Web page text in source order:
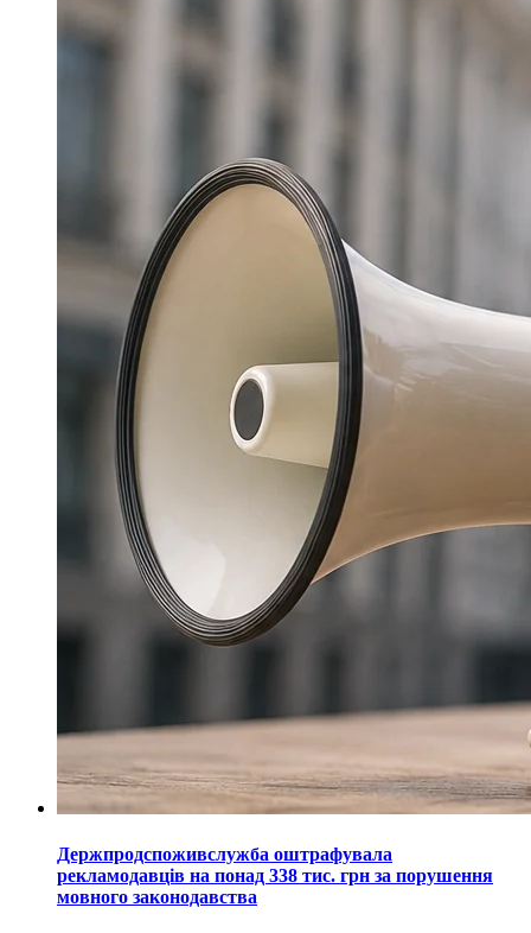
Держпродспоживслужба оштрафувала
рекламодавців на понад 338 тис. грн за порушення
мовного законодавства